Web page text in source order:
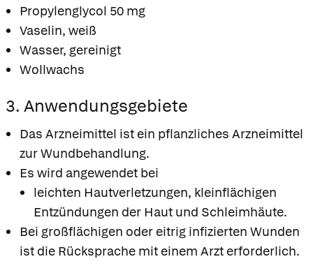
Propylenglycol 50 mg
Vaselin, weiß
Wasser, gereinigt
Wollwachs
3. Anwendungsgebiete
Das Arzneimittel ist ein pflanzliches Arzneimittel
zur Wundbehandlung.
Es wird angewendet bei
leichten Hautverletzungen, kleinflächigen
Entzündungen der Haut und Schleimhäute.
Bei großflächigen oder eitrig infizierten Wunden
ist die Rücksprache mit einem Arzt erforderlich.